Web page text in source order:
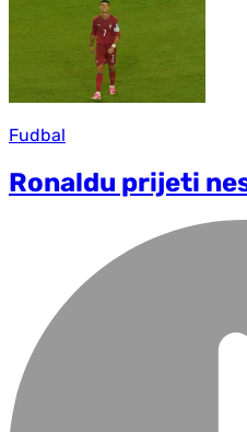
Fudbal
Ronaldu prijeti